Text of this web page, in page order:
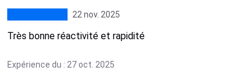
22 nov. 2025
Très bonne réactivité et rapidité
Expérience du : 27 oct. 2025